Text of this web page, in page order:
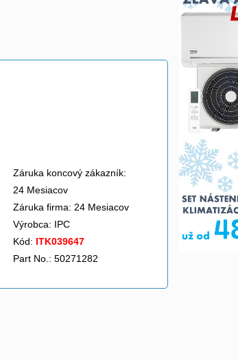
Záruka koncový zákazník:
24 Mesiacov
Záruka firma: 24 Mesiacov
Výrobca: IPC
Kód: ITK039647
Part No.: 50271282